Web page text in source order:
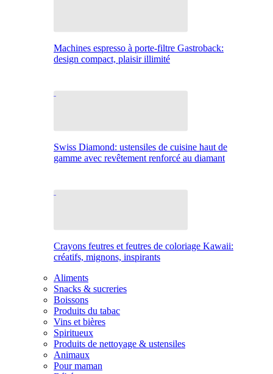
Machines espresso à porte-filtre Gastroback:
design compact, plaisir illimité
Swiss Diamond: ustensiles de cuisine haut de
gamme avec revêtement renforcé au diamant
Crayons feutres et feutres de coloriage Kawaii:
créatifs, mignons, inspirants
Aliments
Snacks & sucreries
Boissons
Produits du tabac
Vins et bières
Spiritueux
Produits de nettoyage & ustensiles
Animaux
Pour maman